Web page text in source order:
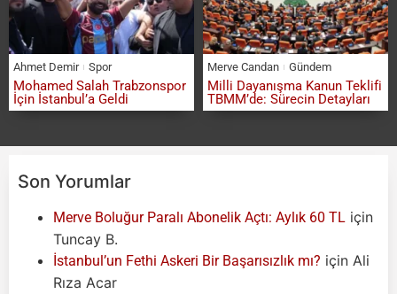
Ahmet Demir Spor
Mohamed Salah Trabzonspor
İçin İstanbul’a Geldi
Merve Candan Gündem
Milli Dayanışma Kanun Teklifi
TBMM’de: Sürecin Detayları
Son Yorumlar
Merve Boluğur Paralı Abonelik Açtı: Aylık 60 TL için
Tuncay B.
İstanbul’un Fethi Askeri Bir Başarısızlık mı? için Ali
Rıza Acar